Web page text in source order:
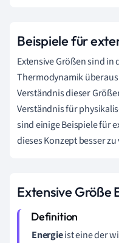
Beispiele für
Extensive Größen sind
Thermodynamik
Verständnis dieser
Verständnis für
sind einige Beispiele für
dieses Konzept besser
Extensive Größe
Energieist eine der